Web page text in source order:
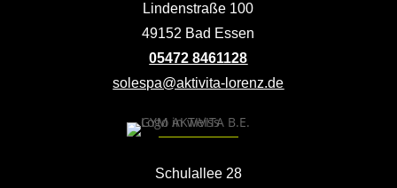
Lindenstraße 100
49152 Bad Essen
05472 8461128
solespa@aktivita-lorenz.de
Schulallee 28